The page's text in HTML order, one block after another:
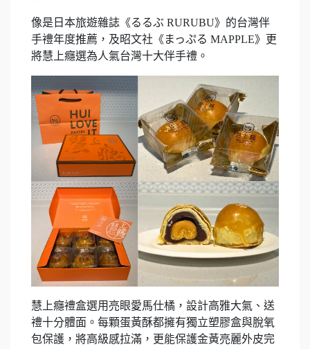
像是日本旅遊雜誌《るるぶ RURUBU》的台灣伴
手禮年度推薦，及昭文社《まっぷる MAPPLE》更
將慧上癮選為人氣台灣十大伴手禮。
慧上癮禮盒選用亮眼愛馬仕橘，設計高雅大氣、送
禮十分體面。每顆蛋黃酥都擁有獨立塑膠盒與脫氧
包保護，將高級感拉滿，更能保護金黃亮麗外皮完